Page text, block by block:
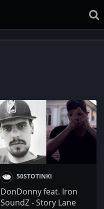
50STOTINKI
DonDonny feat. Iron
SoundZ - Story Lane